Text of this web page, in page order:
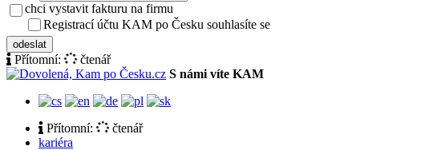
chci vystavit fakturu na firmu
Registrací účtu KAM po Česku souhlasíte se
odeslat
Přítomní:
čtenář
S námi víte KAM
Přítomní:
čtenář
kariéra